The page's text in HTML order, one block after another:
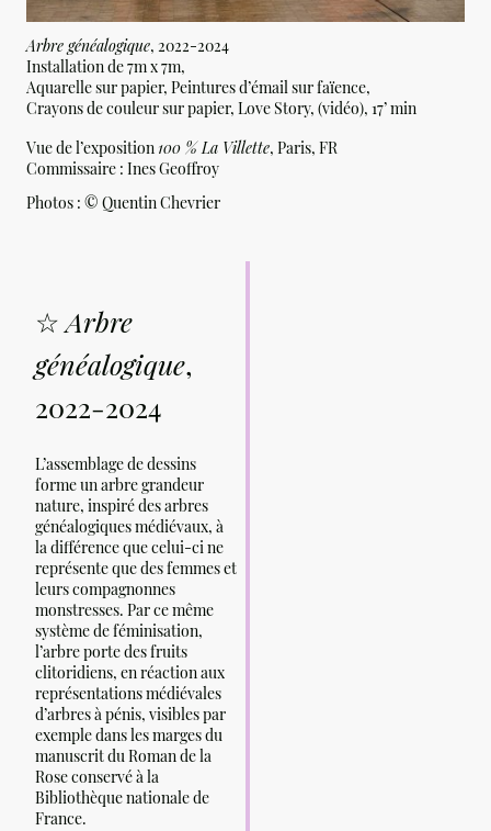
Arbre généalogique, 2022-2024
Installation de 7m x 7m,
Aquarelle sur papier, Peintures d’émail sur faïence,
Crayons de couleur sur papier, Love Story, (vidéo), 17’ min
Vue de l’exposition 100 % La Villette, Paris, FR
Commissaire : Ines Geoffroy
Photos : © Quentin Chevrier
☆Arbre
généalogique,
2022-2024
L’assemblage de dessins
forme un arbre grandeur
nature, inspiré des arbres
généalogiques médiévaux, à
la différence que celui-ci ne
représente que des femmes et
leurs compagnonnes
monstresses. Par ce même
système de féminisation,
l’arbre porte des fruits
clitoridiens, en réaction aux
représentations médiévales
d’arbres à pénis, visibles par
exemple dans les marges du
manuscrit du Roman de la
Rose conservé à la
Bibliothèque nationale de
France.